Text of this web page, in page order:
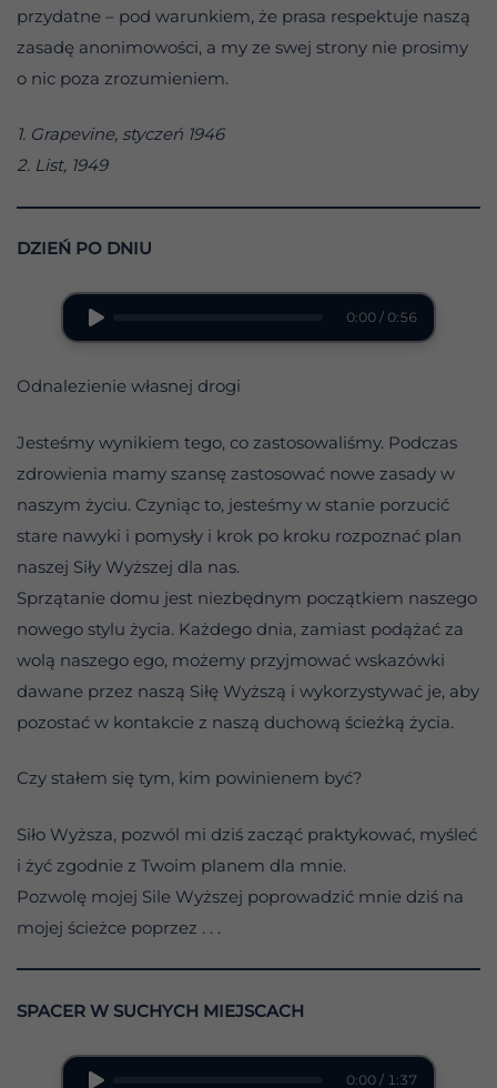
przydatne – pod warunkiem, że prasa respektuje naszą
zasadę anonimowości, a my ze swej strony nie prosimy
o nic poza zrozumieniem.
1. Grapevine, styczeń 1946
2. List, 1949
DZIEŃ PO DNIU
0:00 / 0:56
Odnalezienie własnej drogi
Jesteśmy wynikiem tego, co zastosowaliśmy. Podczas
zdrowienia mamy szansę zastosować nowe zasady w
naszym życiu. Czyniąc to, jesteśmy w stanie porzucić
stare nawyki i pomysły i krok po kroku rozpoznać plan
naszej Siły Wyższej dla nas.
Sprzątanie domu jest niezbędnym początkiem naszego
nowego stylu życia. Każdego dnia, zamiast podążać za
wolą naszego ego, możemy przyjmować wskazówki
dawane przez naszą Siłę Wyższą i wykorzystywać je, aby
pozostać w kontakcie z naszą duchową ścieżką życia.
Czy stałem się tym, kim powinienem być?
Siło Wyższa, pozwól mi dziś zacząć praktykować, myśleć
i żyć zgodnie z Twoim planem dla mnie.
Pozwolę mojej Sile Wyższej poprowadzić mnie dziś na
mojej ścieżce poprzez . . .
SPACER W SUCHYCH MIEJSCACH
0:00 / 1:37